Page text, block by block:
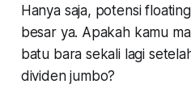
Hanya saja, potensi
besar ya. Apakah kamu
batu bara sekali lagi
dividen jumbo?